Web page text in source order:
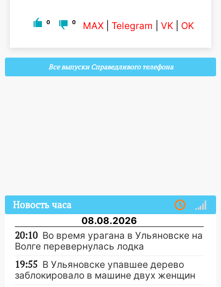
0 0 MAX Telegram VK OK
Все выпуски Справедливого телефона
Новость часа
08.08.2026
20:10 Во время урагана в Ульяновске на
Волге перевернулась лодка
19:55 В Ульяновске упавшее дерево
заблокировало в машине двух женщин